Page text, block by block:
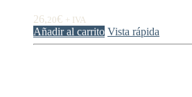
26,20€ + IVA
Añadir al carrito Vista rápida